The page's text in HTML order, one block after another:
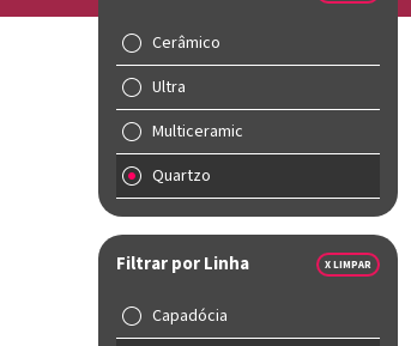
Cerâmico
Ultra
Multiceramic
Quartzo
Filtrar por Linha X LIMPAR
Capadócia